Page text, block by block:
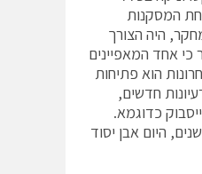
המסקנות
היה הצורך
כי אחד המאפיינים
הוא פתיחות
חדשים,
כדוגמא.
היום אבן יסוד